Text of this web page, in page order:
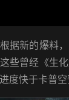
新的爆料，
些曾经《生
度快于卡普